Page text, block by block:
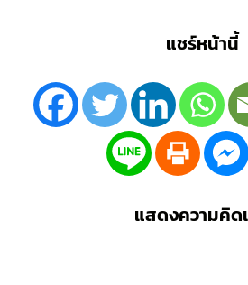
แชร์หน้านี้
แสดงความคิด